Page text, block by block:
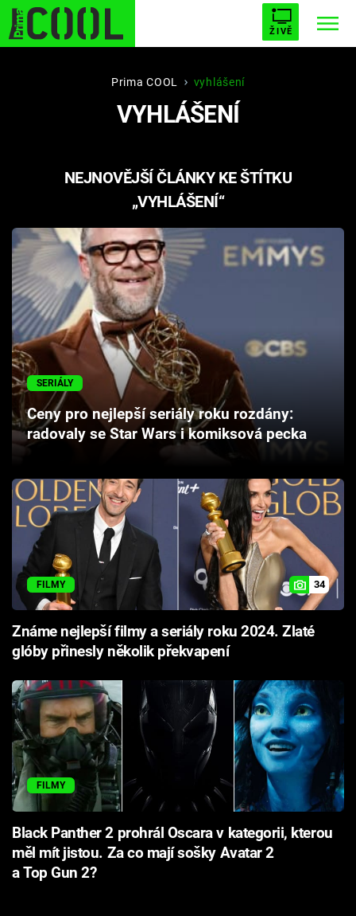
ŽIVĚ
STARHOUSE BUFFY, PŘEMOŽITELKA UPÍRŮ
PLNEJ KOTEL AVENGERS 5
Filmy
Seriály
Hry
Cool Esport
Pořady
TV Program
Sledujte prima+
Přihlášení
Sledujte nás
Prima COOL vyhlášení
VYHLÁŠENÍ
NEJNOVĚJŠÍ ČLÁNKY KE ŠTÍTKU
„VYHLÁŠENÍ“
SERIÁLY
Ceny pro nejlepší seriály roku rozdány:
radovaly se Star Wars i komiksová pecka
FILMY 34
Známe nejlepší filmy a seriály roku 2024. Zlaté
glóby přinesly několik překvapení
FILMY
Black Panther 2 prohrál Oscara v kategorii, kterou
měl mít jistou. Za co mají sošky Avatar 2
a Top Gun 2?